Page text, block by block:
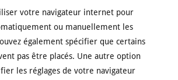
votre navigateur internet pour
ou manuellement les
également spécifier que certains
pas être placés. Une autre option
les réglages de votre navigateur